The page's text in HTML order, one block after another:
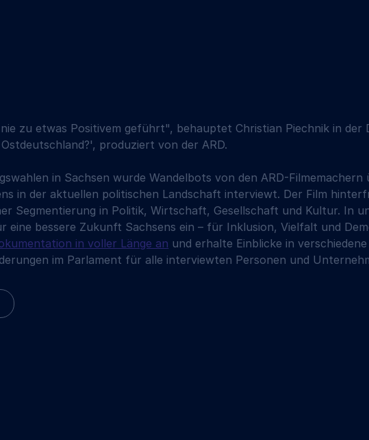
zu etwas Positivem geführt", behauptet Christian Piechnik in der
produziert von der ARD.
in Sachsen wurde Wandelbots von den ARD-Filmemachern
in der aktuellen politischen Landschaft interviewt. Der Film
Segmentierung in Politik, Wirtschaft, Gesellschaft und Kultur. In
eine bessere Zukunft Sachsens ein – für Inklusion, Vielfalt und
in voller Länge an und erhalte Einblicke in
im Parlament für alle interviewten Personen und